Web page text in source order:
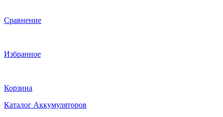
Сравнение
Избранное
Корзина
Каталог Аккумуляторов